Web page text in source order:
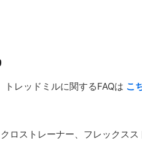
トレッドミルに関するFAQは こ
ロストレーナー、フレックス